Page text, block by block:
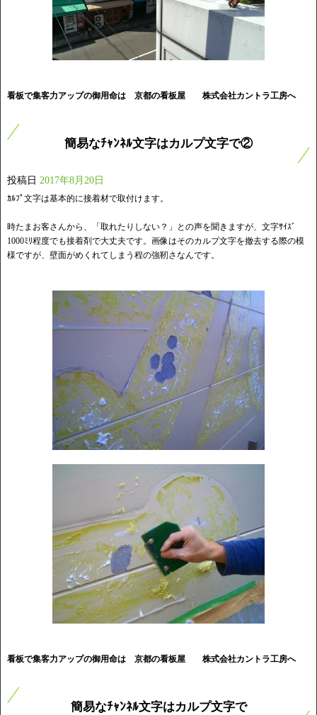
看板で集客力アップの御用命は 京都の看板屋 株式会社カントラ工房へ
簡易なﾁｬﾝﾈﾙ文字はカルプ文字で②
投稿日 2017年8月20日
ｶﾙﾌﾟ文字は基本的に接着材で取付けます。
時たまお客さんから、「取れたりしない？」との声を聞きますが、文字ｻｲｽﾞ
1000ﾐﾘ程度でも接着剤で大丈夫です。画像はそのカルプ文字を撤去する際の模
様ですが、壁面がめくれてしまう程の強靭さなんです。
看板で集客力アップの御用命は 京都の看板屋 株式会社カントラ工房へ
簡易なﾁｬﾝﾈﾙ文字はカルプ文字で